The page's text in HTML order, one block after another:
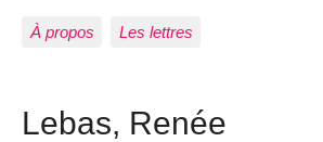
À propos Les lettres
Lebas, Renée